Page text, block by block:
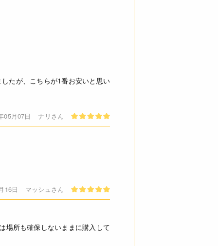
」という食物繊維で無精製の
は問題ございませんのでご安心
たが、こちらが1番お安いと思い
05月07日 ナリさん
16日 マッシュさん
場所も確保しないままに購入して